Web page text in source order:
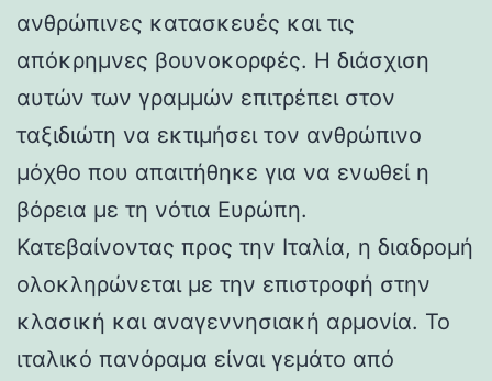
ανθρώπινες κατασκευές και τις
απόκρημνες βουνοκορφές. Η διάσχιση
αυτών των γραμμών επιτρέπει στον
ταξιδιώτη να εκτιμήσει τον ανθρώπινο
μόχθο που απαιτήθηκε για να ενωθεί η
βόρεια με τη νότια Ευρώπη.
Κατεβαίνοντας προς την Ιταλία, η διαδρομή
ολοκληρώνεται με την επιστροφή στην
κλασική και αναγεννησιακή αρμονία. Το
ιταλικό πανόραμα είναι γεμάτο από